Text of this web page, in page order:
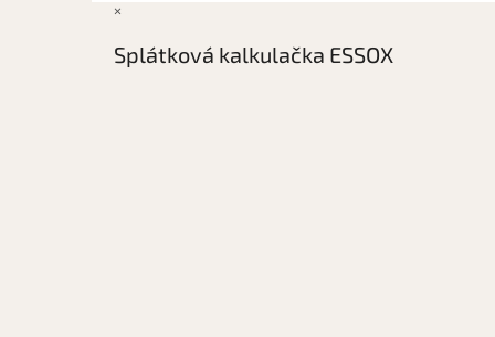
×
Splátková kalkulačka ESSOX